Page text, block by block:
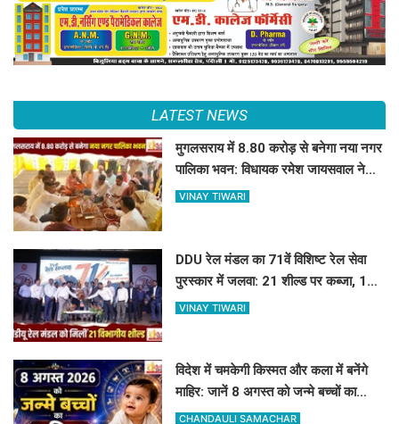
LATEST NEWS
मुगलसराय में 8.80 करोड़ से बनेगा नया नगर
पालिका भवन: विधायक रमेश जायसवाल ने
किया भूमि पूजन
VINAY TIWARI
DDU रेल मंडल का 71वें विशिष्ट रेल सेवा
पुरस्कार में जलवा: 21 शील्ड पर कब्जा, 16
रेलकर्मी भी सम्मानित
VINAY TIWARI
विदेश में चमकेगी किस्मत और कला में बनेंगे
माहिर: जानें 8 अगस्त को जन्मे बच्चों का
जीवन और आज का राशिफल
CHANDAULI SAMACHAR